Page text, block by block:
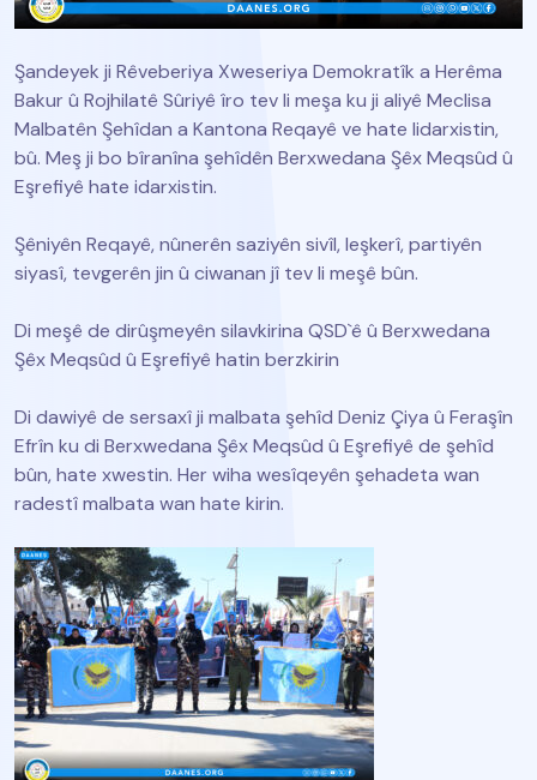
Şandeyek ji Rêveberiya Xweseriya Demokratîk a Herêma
Bakur û Rojhilatê Sûriyê îro tev li meşa ku ji aliyê Meclisa
Malbatên Şehîdan a Kantona Reqayê ve hate lidarxistin,
bû. Meş ji bo bîranîna şehîdên Berxwedana Şêx Meqsûd û
Eşrefiyê hate idarxistin.
Şêniyên Reqayê, nûnerên saziyên sivîl, leşkerî, partiyên
siyasî, tevgerên jin û ciwanan jî tev li meşê bûn.
Di meşê de dirûşmeyên silavkirina QSD`ê û Berxwedana
Şêx Meqsûd û Eşrefiyê hatin berzkirin
Di dawiyê de sersaxî ji malbata şehîd Deniz Çiya û Feraşîn
Efrîn ku di Berxwedana Şêx Meqsûd û Eşrefiyê de şehîd
bûn, hate xwestin. Her wiha wesîqeyên şehadeta wan
radestî malbata wan hate kirin.